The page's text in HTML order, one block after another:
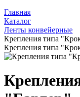
Главная
Каталог
Ленты конвейерные
Крепления типа
Крепления типа